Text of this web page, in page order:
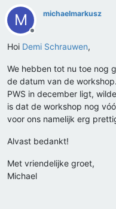
M
Offline
michaelmarkusz
Hoi Demi Schrauwen,
We hebben tot nu toe nog
de datum van de
PWS in december ligt,
is dat de workshop nog
voor ons namelijk erg
Alvast bedankt!
Met vriendelijke groet,
Michael